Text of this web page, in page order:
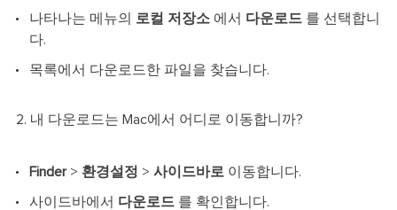
나타나는 메뉴의 로컬 저장소에서 다운로드를 선택합니
다.
목록에서 다운로드한 파일을 찾습니다.
2. 내 다운로드는 Mac에서 어디로 이동합니까?
Finder> 환경설정 > 사이드바로이동합니다.
사이드바에서 다운로드를 확인합니다.